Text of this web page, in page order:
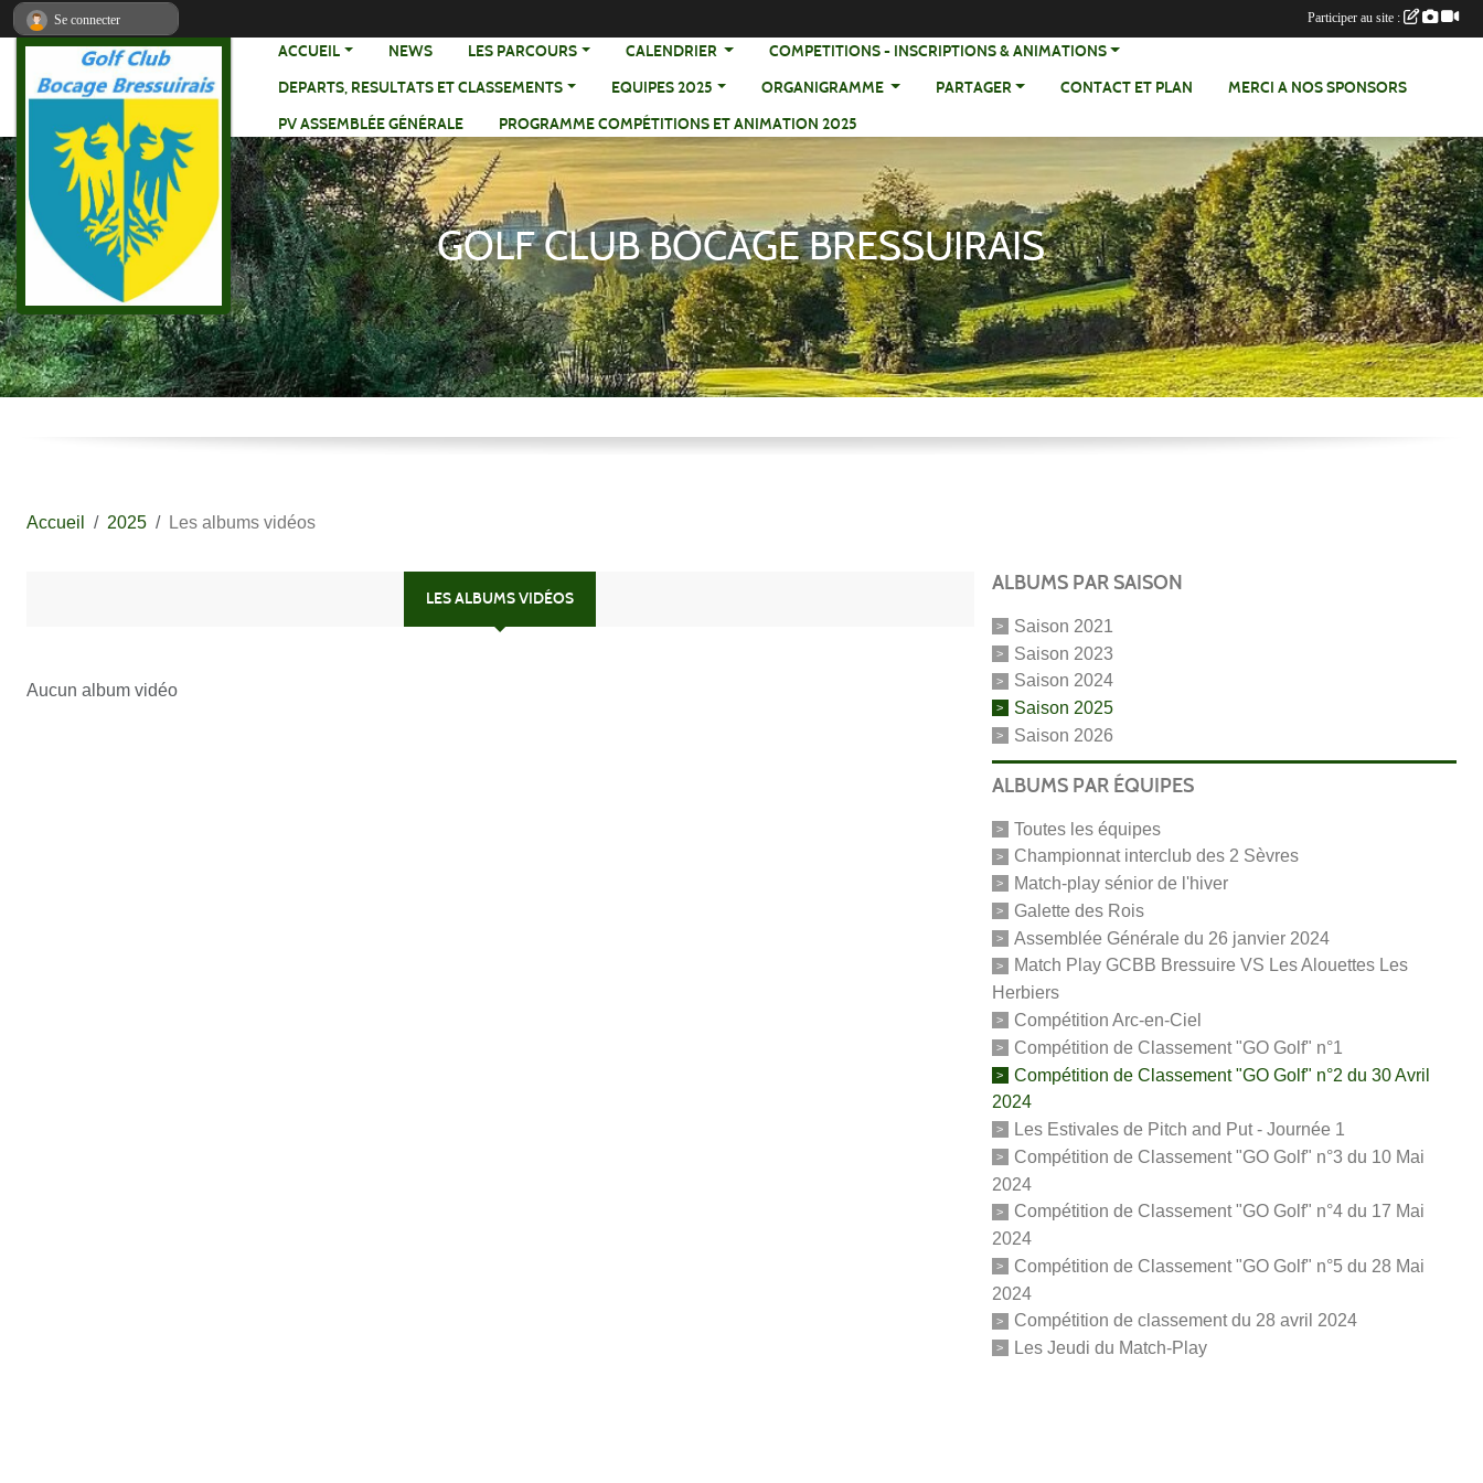
ACCUEIL NEWS LES PARCOURS CALENDRIER
COMPETITIONS - INSCRIPTIONS & ANIMATIONS
DEPARTS, RESULTATS ET CLASSEMENTS
EQUIPES 2025 ORGANIGRAMME PARTAGER CONTACT ET PLAN
MERCI A NOS SPONSORS
PV ASSEMBLÉE GÉNÉRALE
PROGRAMME COMPÉTITIONS ET ANIMATION 2025
GOLF CLUB BOCAGE BRESSUIRAIS
Accueil 2025 Les albums vidéos
LES ALBUMS VIDÉOS
Aucun album vidéo
ALBUMS PAR SAISON
Saison 2021
Saison 2023
Saison 2024
Saison 2025
Saison 2026
ALBUMS PAR ÉQUIPES
Toutes les équipes
Championnat interclub des 2 Sèvres
Match-play sénior de l'hiver
Galette des Rois
Assemblée Générale du 26 janvier 2024
Match Play GCBB Bressuire VS Les Alouettes Les
Herbiers
Compétition Arc-en-Ciel
Compétition de Classement "GO Golf" n°1
Compétition de Classement "GO Golf" n°2 du 30 Avril
2024
Les Estivales de Pitch and Put - Journée 1
Compétition de Classement "GO Golf" n°3 du 10 Mai
2024
Compétition de Classement "GO Golf" n°4 du 17 Mai
2024
Compétition de Classement "GO Golf" n°5 du 28 Mai
2024
Compétition de classement du 28 avril 2024
Les Jeudi du Match-Play
Se connecter Participer au site :
Panneau de gestion des cookies